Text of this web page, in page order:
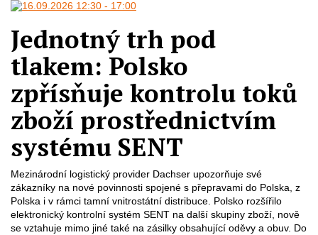
Jednotný trh pod
tlakem: Polsko
zpřísňuje kontrolu toků
zboží prostřednictvím
systému SENT
Mezinárodní logistický provider Dachser upozorňuje své
zákazníky na nové povinnosti spojené s přepravami do Polska, z
Polska i v rámci tamní vnitrostátní distribuce. Polsko rozšířilo
elektronický kontrolní systém SENT na další skupiny zboží, nově
se vztahuje mimo jiné také na zásilky obsahující oděvy a obuv. Do